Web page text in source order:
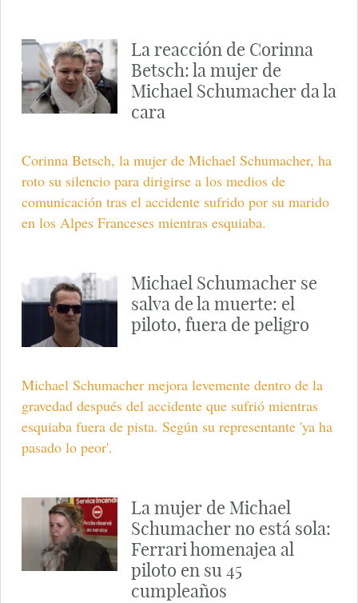
La reacción de Corinna
Betsch: la mujer de
Michael Schumacher da la
cara
Corinna Betsch, la mujer de Michael Schumacher, ha
roto su silencio para dirigirse a los medios de
comunicación tras el accidente sufrido por su marido
en los Alpes Franceses mientras esquiaba.
Michael Schumacher se
salva de la muerte: el
piloto, fuera de peligro
Michael Schumacher mejora levemente dentro de la
gravedad después del accidente que sufrió mientras
esquiaba fuera de pista. Según su representante 'ya ha
pasado lo peor'.
La mujer de Michael
Schumacher no está sola:
Ferrari homenajea al
piloto en su 45
cumpleaños